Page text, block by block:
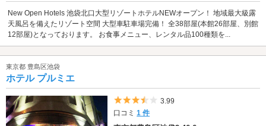
New Open Hotels 池袋北口大型リゾートホテルNEWオープン！ 地域最大級露
天風呂を備えたリゾート空間 大型車駐車場完備！ 全38部屋(本館26部屋、別館
12部屋)となっております。 お食事メニュー、レンタル品100種類を...
東京都 豊島区池袋
ホテル プルミエ
5つ星のうち3.5
3.99
口コミ1 件